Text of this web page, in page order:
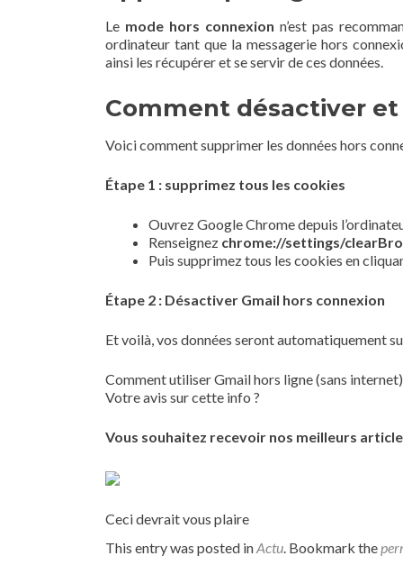
Le mode hors connexion n’est pas
ordinateur tant que la messagerie hors
ainsi les récupérer et se servir de ces données.
Comment désactiver
Voici comment supprimer les données hors
Étape 1 : supprimez tous les cookies
Ouvrez Google Chrome depuis
Renseignez chrome://settings/
Puis supprimez tous les cookies en
Étape 2 : Désactiver Gmail hors connexion
Et voilà, vos données seront automatiquement
Comment utiliser Gmail hors ligne (sans internet)
Votre avis sur cette info ?
Vous souhaitez recevoir nos meilleurs
Ceci devrait vous plaire
This entry was posted inActu . Bookmark the